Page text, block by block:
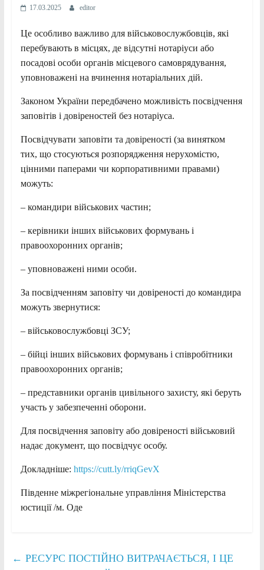
17.03.2025 editor
Це особливо важливо для військовослужбовців, які
перебувають в місцях, де відсутні нотаріуси або
посадові особи органів місцевого самоврядування,
уповноважені на вчинення нотаріальних дій.
Законом України передбачено можливість посвідчення
заповітів і довіреностей без нотаріуса.
Посвідчувати заповіти та довіреності (за винятком
тих, що стосуються розпорядження нерухомістю,
цінними паперами чи корпоративними правами)
можуть:
– командири військових частин;
– керівники інших військових формувань і
правоохоронних органів;
– уповноважені ними особи.
За посвідченням заповіту чи довіреності до командира
можуть звернутися:
– військовослужбовці ЗСУ;
– бійці інших військових формувань і співробітники
правоохоронних органів;
– представники органів цивільного захисту, які беруть
участь у забезпеченні оборони.
Для посвідчення заповіту або довіреності військовий
надає документ, що посвідчує особу.
Докладніше: https://cutt.ly/rriqGevX
Південне міжрегіональне управління Міністерства
юстиції /м. Оде
← РЕСУРС ПОСТІЙНО ВИТРАЧАЄТЬСЯ, І ЦЕ